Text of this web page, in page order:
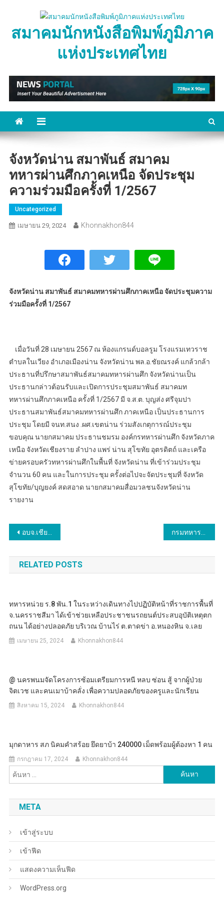
contentสมาคมนักหนังสือพิมพ์ภูมิภาค
แห่งประเทศไทย
จังหวัดน่าน สมาพันธ์ สมาคม
ทหารผ่านศึกภาคเหนือ จัดประชุม
ความร่วมมือครั้งที่ 1/2567
Uncategorized
เมษายน 29, 2024 Khonnakhon844
จังหวัดน่าน สมาพันธ์ สมาคมทหารผ่านศึกภาคเหนือ จัดประชุมความ
ร่วมมือครั้งที่ 1/2567
เมื่อวันที่ 28 เมษายน 2567 ณ ห้องแกรนด์บอลรูม โรงแรมเทวราช
ตำบลในเวียง อำเภอเมืองน่าน จังหวัดน่าน พล.อ.ชัยณรงค์ แกล้วกล้า
ประธานที่ปรึกษาสมาพันธ์สมาคมทหารผ่านศึก จังหวัดน่านเป็น
ประธานกล่าวต้อนรับและเปิดการประชุมสมาพันธ์ สมาคมท
ทหารผ่านศึกภาคเหนือ ครั้งที่ 1/2567 มี จ.ส.ต. บุญส่ง ศรีจุมปา
ประธานสมาพันธ์สมาคมทหารผ่านศึก ภาคเหนือ เป็นประธานการ
ประชุม โดยมี จนท.สนง .ผศ.เขตน่าน ร่วมสังเกตุการณ์ประชุม
ขอบคุณ นายกสมาคม ประธานชมรม องค์กรทหารผ่านศึก จังหวัดภาค
เหนือ จังหวัดเชียงราย ลำปาง แพร่ น่าน สุโขทัย อุตรดิตถ์ และเครือ
ข่ายครอบครัวทหารผ่านศึกในพื้นที่ จังหวัดน่าน ที่เข้าร่วมประชุม
จำนวน 60 คน และในการประชุม ครั้งต่อไปจะจัดประชุมที่ จังหวัด
สุโขทัย/บุญยงค์ สดสอาด นายกสมาคมสื่อมวลชนจังหวัดน่าน
รายงาน
แนะแนว
เรื่อง
อบจ.เชียงใหม่​ ร่วมภาคีเครือข่าย เฉลิมพระเกียรติ​ในหลวง ร.10 “ปลูกต้นไม้ ปล่อยปลา ที่หนองเขียว”
RELATED POSTS
ทหารหน่วย ร.8 พัน.1 ในระหว่างเดินทางไปปฏิบัติหน้าที่ราชการพื้นที่
จ.นครราชสีมา ได้เข้าช่วยเหลือประชาชนรถยนต์ประสบอุบัติเหตุตก
ถนน ได้อย่างปลอดภัย บริเวณ บ้านไร่ ต.ตาดข่า อ.หนองหิน จ.เลย
เมษายน 25, 2024 Khonnakhon844
@ นครพนมจัดโครงการซ้อมเตรียมการหนี หลบ ซ่อน สู้ จากผู้ป่วย
จิตเวช และคนเมาบ้าคลั่ง เพื่อความปลอดภัยของครูและนักเรียน
สิงหาคม 15, 2024 Khonnakhon844
มุกดาหาร สภ นิคมคำสร้อย ยึดยาบ้า 240000 เม็ดพร้อมผู้ต้องหา 1 คน
กรกฎาคม 17, 2024 Khonnakhon844
สำหรับ:
META
เข้าสู่ระบบ
เข้าฟีด
แสดงความเห็นฟีด
WordPress.org